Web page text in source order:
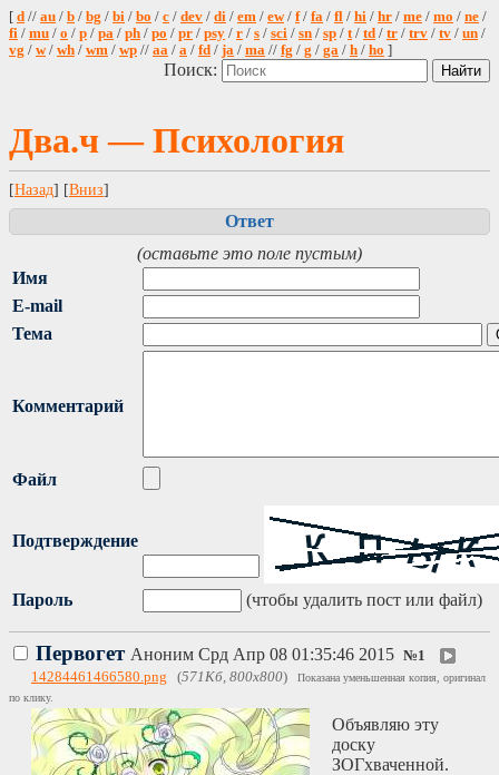
[ d // au / b / bg / bi / bo / c / dev / di / em / ew/ f/ fa / fl / hi / hr / me / mo / ne /
fi / mu / o / p / pa / ph / po / pr / psy / r / s / sci / sn / sp / t/ td / tr / trv / tv / un /
vg / w/ wh / wm / wp // aa / a / fd / ja / ma // fg / g / ga / h / ho ]
Поиск:
Два.ч — Психология
[Назад] [Вниз]
Ответ
(оставьте это поле пустым)
Имя
E-mail
Тема
Комментарий
Файл
Подтверждение
Пароль (чтобы удалить пост или файл)
Первогет Аноним Срд Апр 08 01:35:46 2015 №1
14284461466580.png (571Кб, 800x800)
Показана уменьшенная копия, оригинал
по клику.
Объявляю эту
доску
ЗОГхваченной.